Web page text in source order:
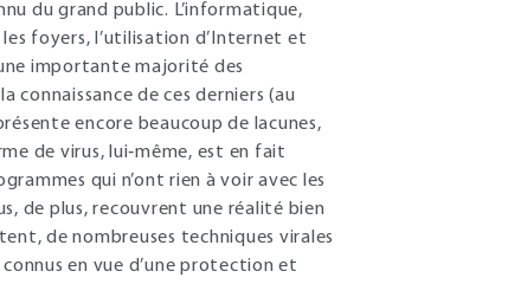
du grand public. L’informatique,
foyers, l’utilisation d’Internet et
importante majorité des
connaissance de ces derniers (au
encore beaucoup de lacunes,
de virus, lui‐même, est en fait
qui n’ont rien à voir avec les
de plus, recouvrent une réalité bien
de nombreuses techniques virales
en vue d’une protection et